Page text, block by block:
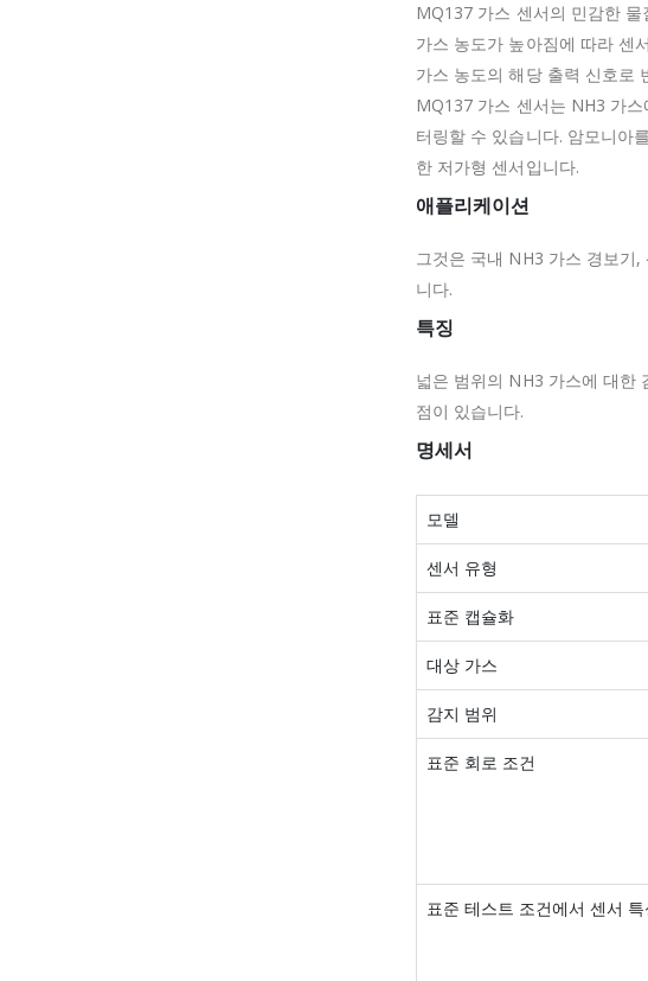
MQ137 가스 센서의 민감한
가스 농도가 높아짐에 따라 센
가스 농도의 해당 출력 신호로
MQ137 가스 센서는 NH3 가
터링할 수 있습니다. 암모니아
한 저가형 센서입니다.
애플리케이션
그것은 국내 NH3 가스 경보기
니다.
특징
넓은 범위의 NH3 가스에 대한
점이 있습니다.
명세서
모델
센서 유형
표준 캡슐화
대상 가스
감지 범위
표준 회로 조건
표준 테스트 조건에서 센서 특